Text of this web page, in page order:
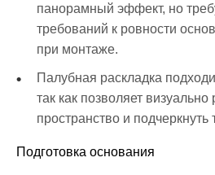
панорамный эффект, но
требований к ровности
при монтаже.
Палубная раскладка
так как позволяет
пространство и подчеркнуть
Подготовка основания